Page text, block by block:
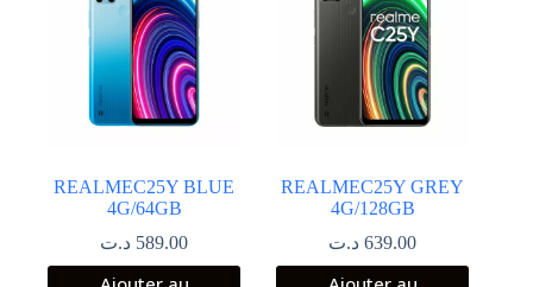
REALMEC25Y BLUE
4G/64GB
589.00 د.ت
REALMEC25Y GREY
4G/128GB
639.00 د.ت